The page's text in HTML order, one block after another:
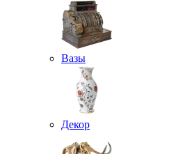
Вазы
Декор